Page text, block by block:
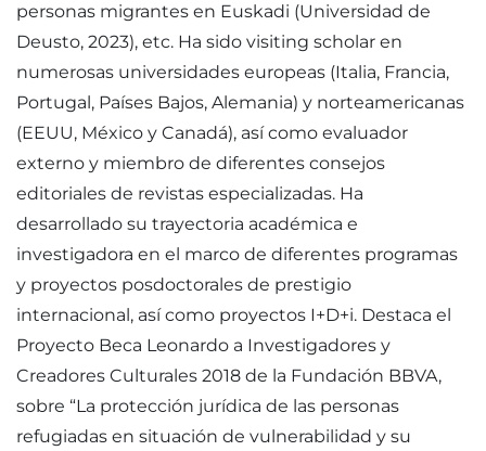
personas migrantes en Euskadi (Universidad de
Deusto, 2023), etc. Ha sido visiting scholar en
numerosas universidades europeas (Italia, Francia,
Portugal, Países Bajos, Alemania) y norteamericanas
(EEUU, México y Canadá), así como evaluador
externo y miembro de diferentes consejos
editoriales de revistas especializadas. Ha
desarrollado su trayectoria académica e
investigadora en el marco de diferentes programas
y proyectos posdoctorales de prestigio
internacional, así como proyectos I+D+i. Destaca el
Proyecto Beca Leonardo a Investigadores y
Creadores Culturales 2018 de la Fundación BBVA,
sobre “La protección jurídica de las personas
refugiadas en situación de vulnerabilidad y su